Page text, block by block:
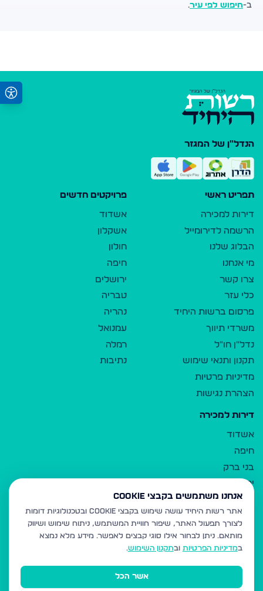
ב-חיפוש לפי עיר.
הנדל"ן של המגזר
תפריט ראשי
דירות למכירה
הרשמה לדירומייל
הבלוג שלנו
מי אנחנו
צרו קשר
כלי עזר
פרסום ברשות היחיד
משרדי תיווך
נדל"ן חו"ל
תקנון ותנאי שימוש
מדיניות פרטיות
הצהרת נגישות
פרויקטים חדשים
אשדוד
אשקלון
חולון
חיפה
ירושלים
טבריה
נהריה
עמנואל
רמלה
נתיבות
דירות למכירה
אשדוד
חיפה
בני ברק
ירושלים
אלעד
גבעת זאב
בית שמש
רכסים
מודיעין עילית
אנחנו משתמשים בקבצי Cookie
אתר רשות היחיד עושה שימוש בקבצי Cookie ובטכנולוגיות דומות
לצורך תפעול האתר, שיפור חוויית המשתמש, ניתוח שימוש ושיווק
מותאם. ניתן לבחור אילו סוגי קבצים לאפשר. מידע מלא נמצא
במדיניות הפרטיות ובתקנון השימוש.
אשר הכל